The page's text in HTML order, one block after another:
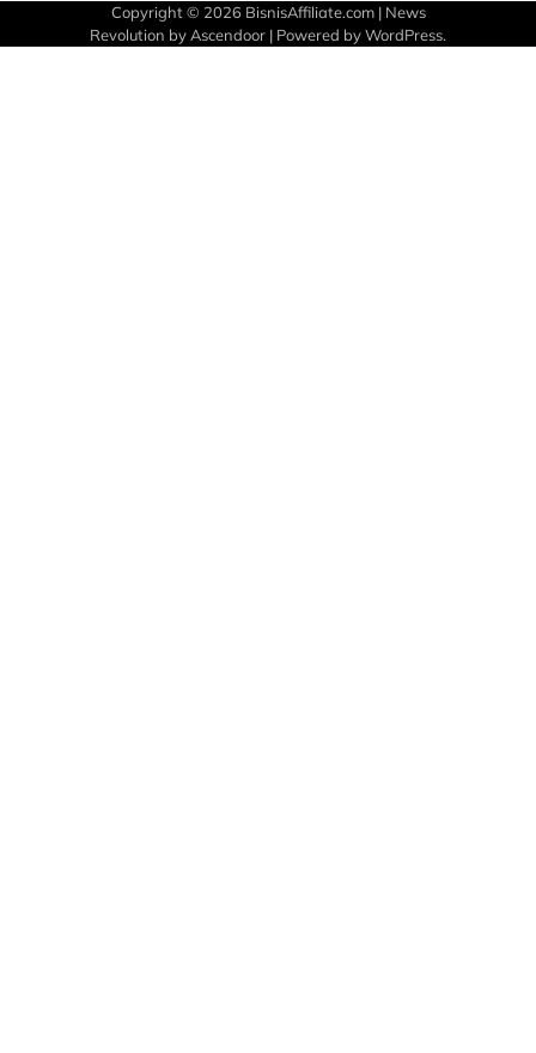
Copyright © 2026 BisnisAffiliate.com| News
Revolution by Ascendoor | Powered byWordPress.